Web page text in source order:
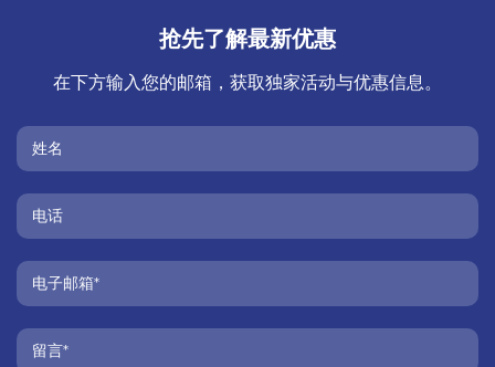
抢先了解最新优惠
在下方输入您的邮箱，获取独家活动与优惠信息。